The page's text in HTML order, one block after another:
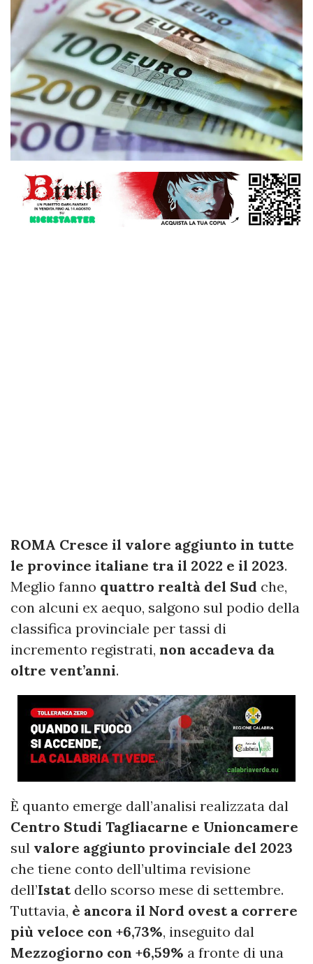
ROMA Cresce il valore aggiunto in tutte
le province italiane tra il 2022 e il 2023.
Meglio fanno quattro realtà del Sud che,
con alcuni ex aequo, salgono sul podio della
classifica provinciale per tassi di
incremento registrati, non accadeva da
oltre vent’anni.
È quanto emerge dall’analisi realizzata dal
Centro Studi Tagliacarne e Unioncamere
sul valore aggiunto provinciale del 2023
che tiene conto dell’ultima revisione
dell’Istatdello scorso mese di settembre.
Tuttavia, è ancora il Nord ovest a correre
più veloce con +6,73%, inseguito dal
Mezzogiorno con +6,59% a fronte di una